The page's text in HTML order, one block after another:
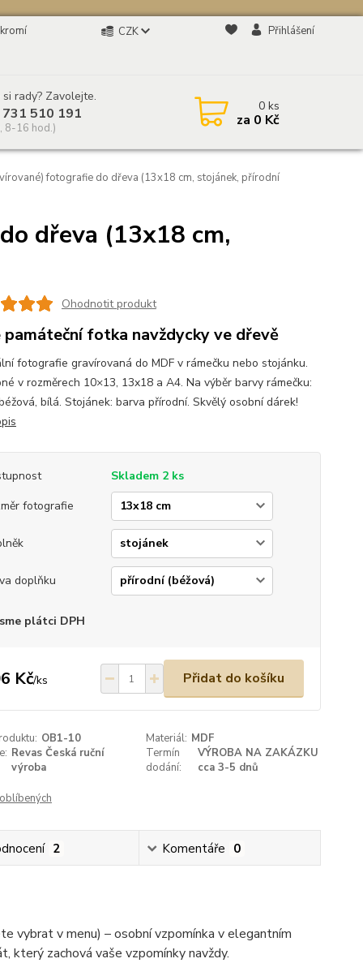
CZK Přihlášení
rady? Zavolejte.
510 191
8-16 hod.)
0ks
za 0 Kč
fotografie do dřeva (13x18 cm, stojánek, přírodní
dřeva (13x18 cm,
Ohodnotit produkt
památeční fotka navždycky ve dřevě
fotografie gravírovaná do MDF v rámečku nebo stojánku.
v rozměrech 10×13, 13x18 a A4. Na výběr barvy rámečku:
bílá. Stojánek: barva přírodní. Skvělý osobní dárek!
Skladem 2 ks
fotografie
doplňku
plátci DPH
Kč/ks Přidat do košíku
OB1-10 Materiál: MDF
Revas Česká ruční
výroba
Termín
dodání:
VÝROBA NA ZAKÁZKU
cca 3-5 dnů
2 Komentáře 0
vybrat v menu) – osobní vzpomínka v elegantním
který zachová vaše vzpomínky navždy.